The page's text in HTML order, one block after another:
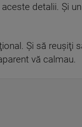
detalii. Şi
Şi să reuşiţi
vă calmau.